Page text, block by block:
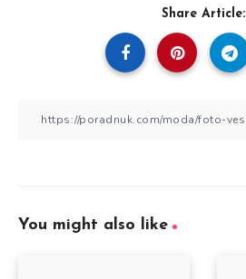
Share Article:
You might also like